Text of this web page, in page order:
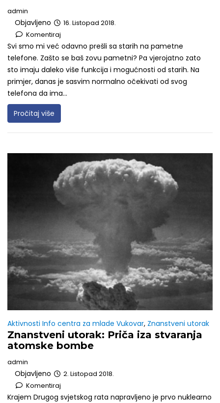
admin
Objavljeno
16. Listopad 2018.
Komentiraj
Svi smo mi već odavno prešli sa starih na pametne
telefone. Zašto se baš zovu pametni? Pa vjerojatno zato
sto imaju daleko više funkcija i mogućnosti od starih. Na
primjer, danas je sasvim normalno očekivati od svog
telefona da ima...
Pročitaj više
Aktivnosti Info centra za mlade Vukovar, Znanstveni utorak
Znanstveni utorak: Priča iza stvaranja
atomske bombe
admin
Objavljeno
2. Listopad 2018.
Komentiraj
Krajem Drugog svjetskog rata napravljeno je prvo nuklearno